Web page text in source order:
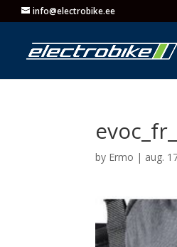
info@electrobike.ee
by Ermo | aug.